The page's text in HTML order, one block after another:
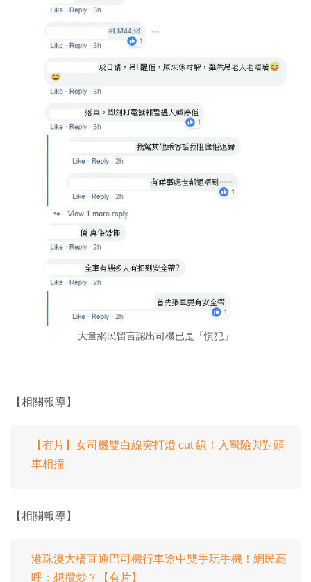
大量網民留言認出司機已是「慣犯」
【相關報導】
【有片】女司機雙白線突打燈 cut 線！入彎險與對頭
車相撞
【相關報導】
港珠澳大橋直通巴司機行車途中雙手玩手機！網民高
呼：想攬炒？【有片】